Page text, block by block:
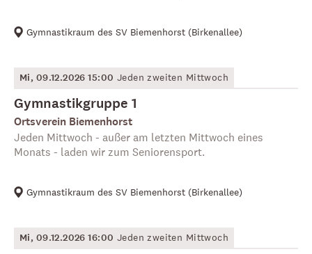
Gymnastikraum des SV Biemenhorst (Birkenallee)
Mi, 09.12.2026 15:00 Jeden zweiten Mittwoch
Gymnastikgruppe 1
Ortsverein Biemenhorst
Jeden Mittwoch - außer am letzten Mittwoch eines
Monats - laden wir zum Seniorensport.
Gymnastikraum des SV Biemenhorst (Birkenallee)
Mi, 09.12.2026 16:00 Jeden zweiten Mittwoch